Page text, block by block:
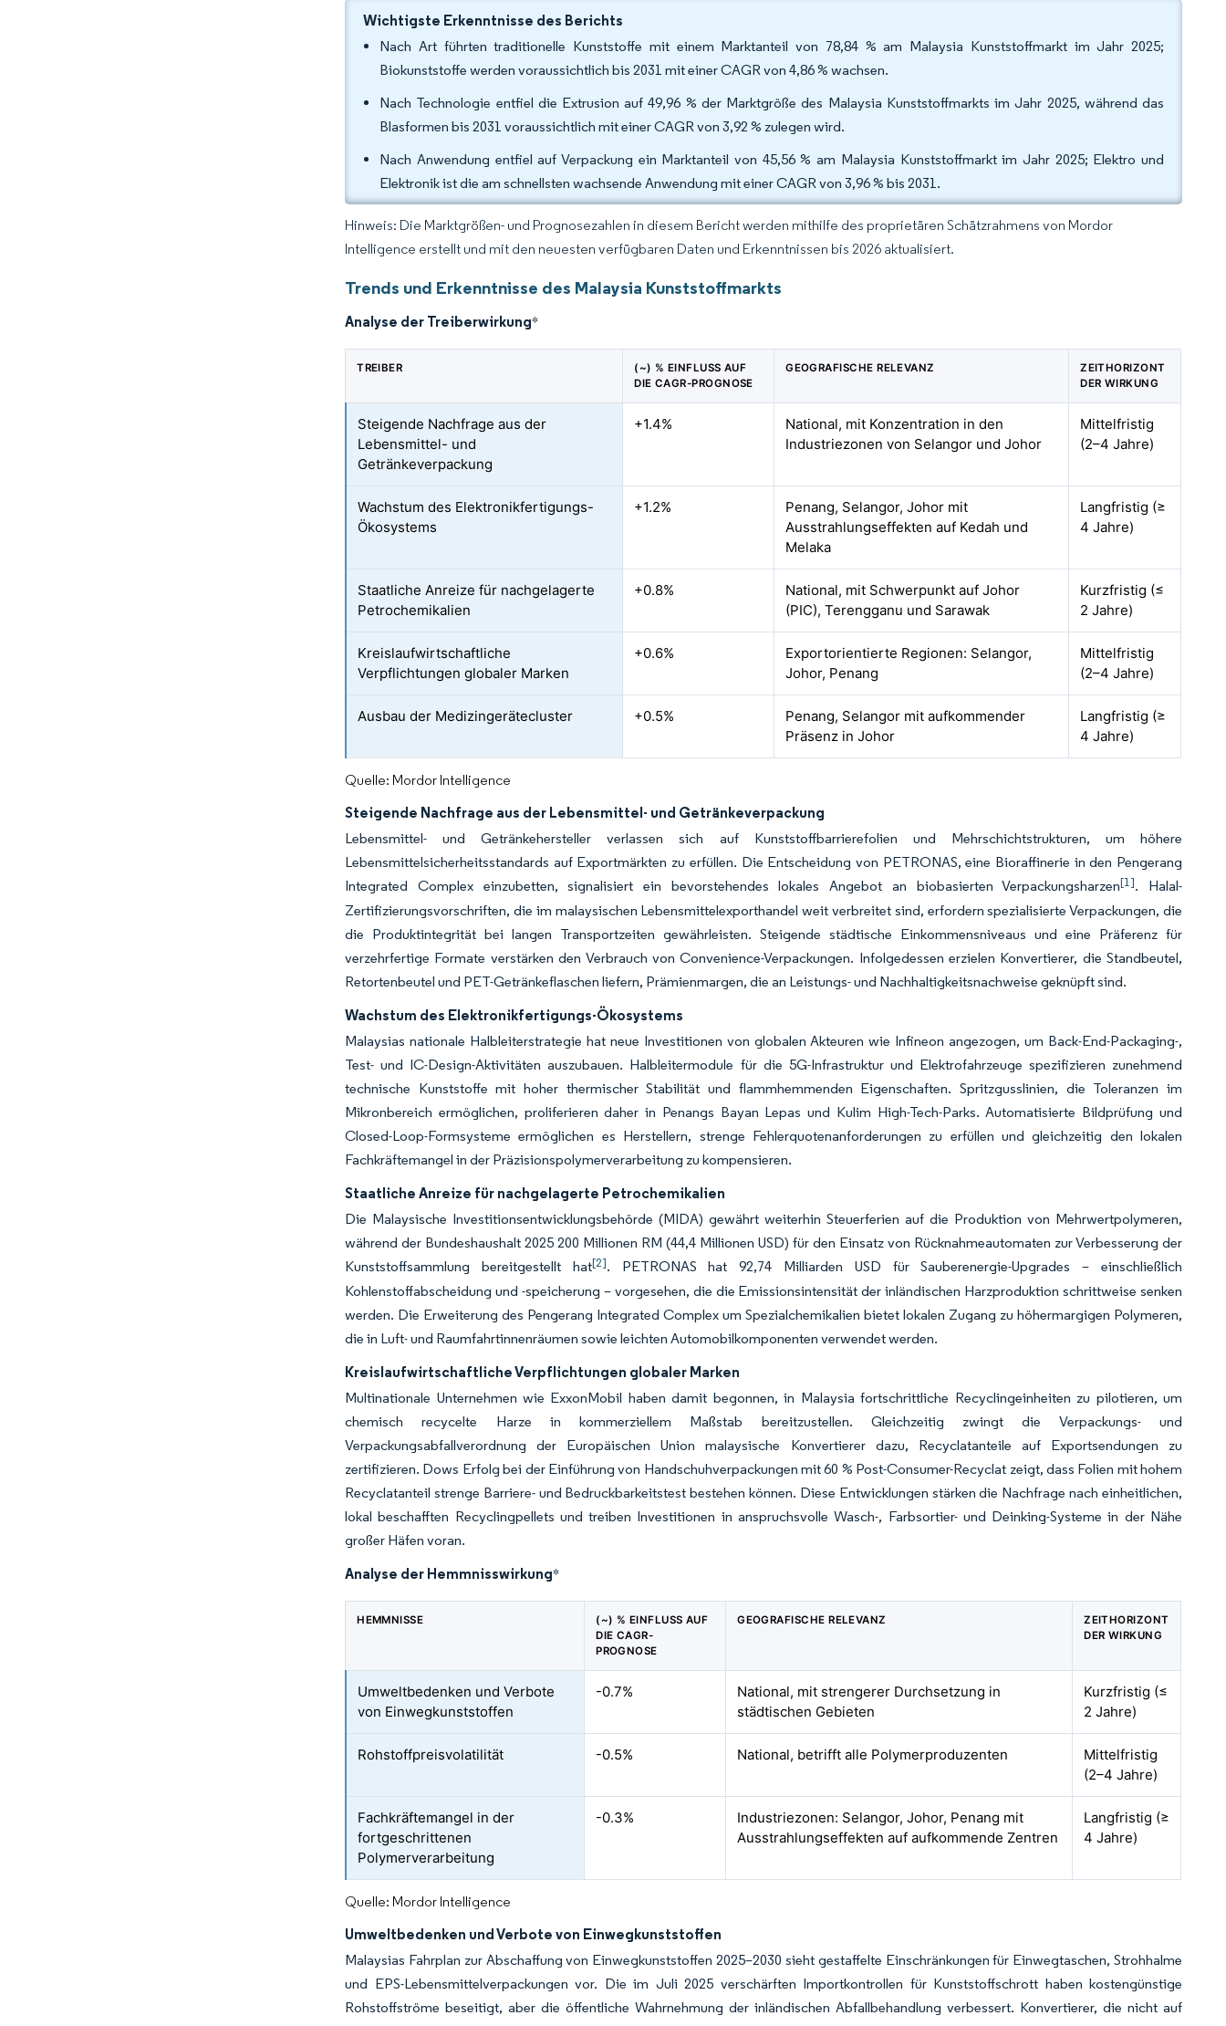
Wichtigste Erkenntnisse des Berichts
Nach Art führten traditionelle Kunststoffe mit einem Marktanteil von 78,84 % am Malaysia Kunststoffmarkt im Jahr 2025;
Biokunststoffe werden voraussichtlich bis 2031 mit einer CAGR von 4,86 % wachsen.
Nach Technologie entfiel die Extrusion auf 49,96 % der Marktgröße des Malaysia Kunststoffmarkts im Jahr 2025, während das
Blasformen bis 2031 voraussichtlich mit einer CAGR von 3,92 % zulegen wird.
Nach Anwendung entfiel auf Verpackung ein Marktanteil von 45,56 % am Malaysia Kunststoffmarkt im Jahr 2025; Elektro und
Elektronik ist die am schnellsten wachsende Anwendung mit einer CAGR von 3,96 % bis 2031.
Hinweis: Die Marktgrößen- und Prognosezahlen in diesem Bericht werden mithilfe des proprietären Schätzrahmens von Mordor
Intelligence erstellt und mit den neuesten verfügbaren Daten und Erkenntnissen bis 2026 aktualisiert.
Trends und Erkenntnisse des Malaysia Kunststoffmarkts
Analyse der Treiberwirkung*
TREIBER
(~) % EINFLUSS AUF
DIE CAGR-PROGNOSE
GEOGRAFISCHE RELEVANZ
ZEITHORIZONT
DER WIRKUNG
Steigende Nachfrage aus der
Lebensmittel- und
Getränkeverpackung
+1.4%
National, mit Konzentration in den
Industriezonen von Selangor und Johor
Mittelfristig
(2–4 Jahre)
Wachstum des Elektronikfertigungs-
Ökosystems
+1.2%
Penang, Selangor, Johor mit
Ausstrahlungseffekten auf Kedah und
Melaka
Langfristig (≥
4 Jahre)
Staatliche Anreize für nachgelagerte
Petrochemikalien
+0.8%
National, mit Schwerpunkt auf Johor
(PIC), Terengganu und Sarawak
Kurzfristig (≤
2 Jahre)
Kreislaufwirtschaftliche
Verpflichtungen globaler Marken
+0.6%
Exportorientierte Regionen: Selangor,
Johor, Penang
Mittelfristig
(2–4 Jahre)
Ausbau der Medizingerätecluster +0.5%
Penang, Selangor mit aufkommender
Präsenz in Johor
Langfristig (≥
4 Jahre)
Quelle: Mordor Intelligence
Steigende Nachfrage aus der Lebensmittel- und Getränkeverpackung
Lebensmittel- und Getränkehersteller verlassen sich auf Kunststoffbarrierefolien und Mehrschichtstrukturen, um höhere
Lebensmittelsicherheitsstandards auf Exportmärkten zu erfüllen. Die Entscheidung von PETRONAS, eine Bioraffinerie in den Pengerang
Integrated Complex einzubetten, signalisiert ein bevorstehendes lokales Angebot an biobasierten Verpackungsharzen[1]. Halal-
Zertifizierungsvorschriften, die im malaysischen Lebensmittelexporthandel weit verbreitet sind, erfordern spezialisierte Verpackungen, die
die Produktintegrität bei langen Transportzeiten gewährleisten. Steigende städtische Einkommensniveaus und eine Präferenz für
verzehrfertige Formate verstärken den Verbrauch von Convenience-Verpackungen. Infolgedessen erzielen Konvertierer, die Standbeutel,
Retortenbeutel und PET-Getränkeflaschen liefern, Prämienmargen, die an Leistungs- und Nachhaltigkeitsnachweise geknüpft sind.
Wachstum des Elektronikfertigungs-Ökosystems
Malaysias nationale Halbleiterstrategie hat neue Investitionen von globalen Akteuren wie Infineon angezogen, um Back-End-Packaging-,
Test- und IC-Design-Aktivitäten auszubauen. Halbleitermodule für die 5G-Infrastruktur und Elektrofahrzeuge spezifizieren zunehmend
technische Kunststoffe mit hoher thermischer Stabilität und flammhemmenden Eigenschaften. Spritzgusslinien, die Toleranzen im
Mikronbereich ermöglichen, proliferieren daher in Penangs Bayan Lepas und Kulim High-Tech-Parks. Automatisierte Bildprüfung und
Closed-Loop-Formsysteme ermöglichen es Herstellern, strenge Fehlerquotenanforderungen zu erfüllen und gleichzeitig den lokalen
Fachkräftemangel in der Präzisionspolymerverarbeitung zu kompensieren.
Staatliche Anreize für nachgelagerte Petrochemikalien
Die Malaysische Investitionsentwicklungsbehörde (MIDA) gewährt weiterhin Steuerferien auf die Produktion von Mehrwertpolymeren,
während der Bundeshaushalt 2025 200 Millionen RM (44,4 Millionen USD) für den Einsatz von Rücknahmeautomaten zur Verbesserung der
Kunststoffsammlung bereitgestellt hat[2]. PETRONAS hat 92,74 Milliarden USD für Sauberenergie-Upgrades – einschließlich
Kohlenstoffabscheidung und -speicherung – vorgesehen, die die Emissionsintensität der inländischen Harzproduktion schrittweise senken
werden. Die Erweiterung des Pengerang Integrated Complex um Spezialchemikalien bietet lokalen Zugang zu höhermargigen Polymeren,
die in Luft- und Raumfahrtinnenräumen sowie leichten Automobilkomponenten verwendet werden.
Kreislaufwirtschaftliche Verpflichtungen globaler Marken
Multinationale Unternehmen wie ExxonMobil haben damit begonnen, in Malaysia fortschrittliche Recyclingeinheiten zu pilotieren, um
chemisch recycelte Harze in kommerziellem Maßstab bereitzustellen. Gleichzeitig zwingt die Verpackungs- und
Verpackungsabfallverordnung der Europäischen Union malaysische Konvertierer dazu, Recyclatanteile auf Exportsendungen zu
zertifizieren. Dows Erfolg bei der Einführung von Handschuhverpackungen mit 60 % Post-Consumer-Recyclat zeigt, dass Folien mit hohem
Recyclatanteil strenge Barriere- und Bedruckbarkeitstest bestehen können. Diese Entwicklungen stärken die Nachfrage nach einheitlichen,
lokal beschafften Recyclingpellets und treiben Investitionen in anspruchsvolle Wasch-, Farbsortier- und Deinking-Systeme in der Nähe
großer Häfen voran.
Analyse der Hemmnisswirkung*
HEMMNISSE
(~) % EINFLUSS AUF
DIE CAGR-
PROGNOSE
GEOGRAFISCHE RELEVANZ
ZEITHORIZONT
DER WIRKUNG
Umweltbedenken und Verbote
von Einwegkunststoffen
-0.7%
National, mit strengerer Durchsetzung in
städtischen Gebieten
Kurzfristig (≤
2 Jahre)
Rohstoffpreisvolatilität -0.5% National, betrifft alle Polymerproduzenten
Mittelfristig
(2–4 Jahre)
Fachkräftemangel in der
fortgeschrittenen
Polymerverarbeitung
-0.3%
Industriezonen: Selangor, Johor, Penang mit
Ausstrahlungseffekten auf aufkommende Zentren
Langfristig (≥
4 Jahre)
Quelle: Mordor Intelligence
Umweltbedenken und Verbote von Einwegkunststoffen
Malaysias Fahrplan zur Abschaffung von Einwegkunststoffen 2025–2030 sieht gestaffelte Einschränkungen für Einwegtaschen, Strohhalme
und EPS-Lebensmittelverpackungen vor. Die im Juli 2025 verschärften Importkontrollen für Kunststoffschrott haben kostengünstige
Rohstoffströme beseitigt, aber die öffentliche Wahrnehmung der inländischen Abfallbehandlung verbessert. Konvertierer, die nicht auf